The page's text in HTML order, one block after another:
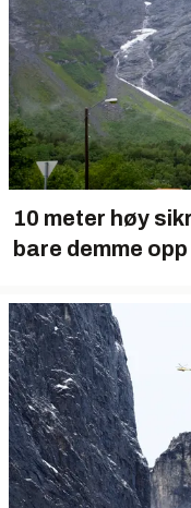
10 meter høy
bare demme